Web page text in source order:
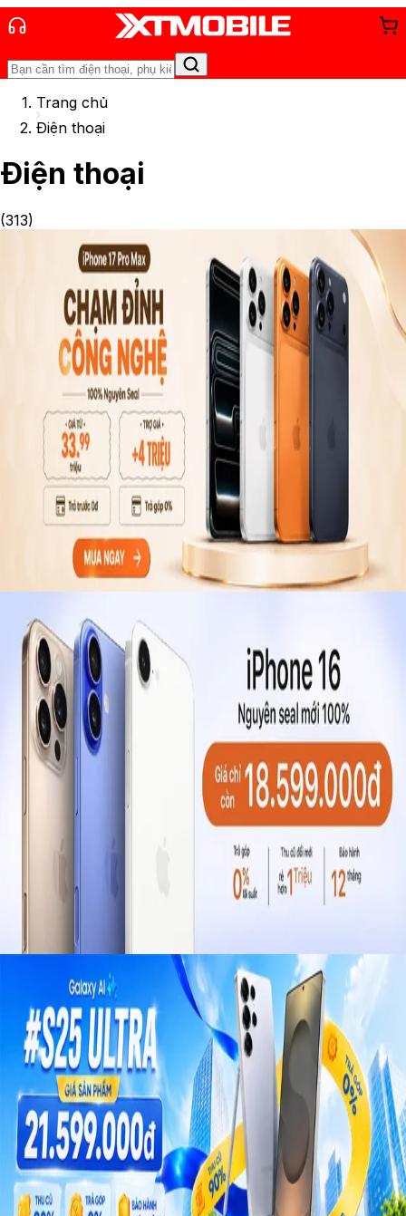
Trang chủ
Điện thoại
Điện thoại
(313)